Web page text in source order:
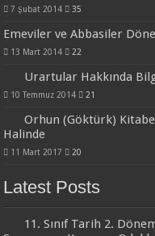
7 Şubat 2014 35
Emeviler ve Abbasiler
13 Mart 2014 22
Urartular Hakkında
10 Temmuz 2014 21
Orhun (Göktürk)
Halinde
11 Mart 2017 20
Latest Posts
11. Sınıf Tarih 2.